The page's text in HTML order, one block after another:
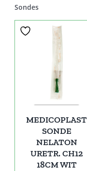
Sondes
MEDICOPLAST
SONDE
NELATON
URETR. CH12
18CM WIT